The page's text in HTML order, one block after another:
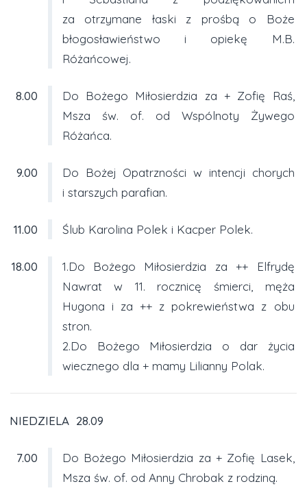
za otrzymane łaski z prośbą o Boże
błogosławieństwo i opiekę M.B.
Różańcowej.
8.00
Do Bożego Miłosierdzia za + Zofię Raś,
Msza św. of. od Wspólnoty Żywego
Różańca.
9.00
Do Bożej Opatrzności w intencji chorych
i starszych parafian.
11.00 Ślub Karolina Polek i Kacper Polek.
18.00
1.Do Bożego Miłosierdzia za ++ Elfrydę
Nawrat w 11. rocznicę śmierci, męża
Hugona i za ++ z pokrewieństwa z obu
stron.
2.Do Bożego Miłosierdzia o dar życia
wiecznego dla + mamy Lilianny Polak.
NIEDZIELA 28.09
7.00
Do Bożego Miłosierdzia za + Zofię Lasek,
Msza św. of. od Anny Chrobak z rodziną.